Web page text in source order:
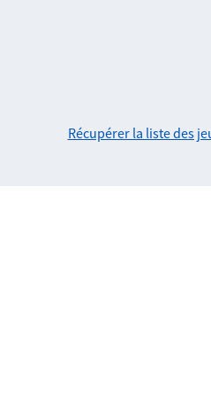
Récupérer la liste des